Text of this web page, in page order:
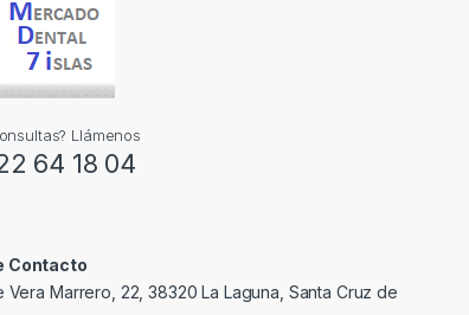
Llámenos
64 18 04
Contacto
Vera Marrero, 22, 38320 La Laguna, Santa Cruz de